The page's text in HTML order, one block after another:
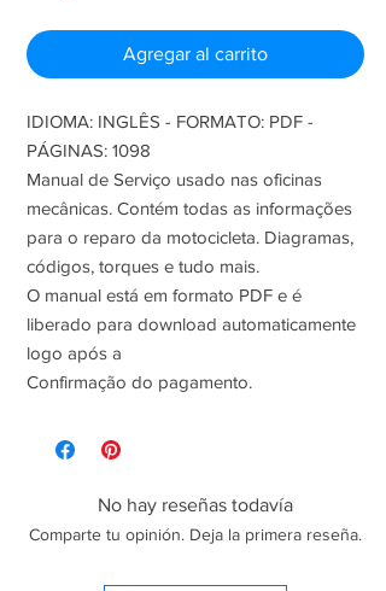
Agregar al carrito
IDIOMA: INGLÊS - FORMATO: PDF -
PÁGINAS: 1098
Manual de Serviço usado nas oficinas
mecânicas. Contém todas as informações
para o reparo da motocicleta. Diagramas,
códigos, torques e tudo mais.
O manual está em formato PDF e é
liberado para download automaticamente
logo após a
Confirmação do pagamento.
No hay reseñas todavía
Comparte tu opinión. Deja la primera reseña.